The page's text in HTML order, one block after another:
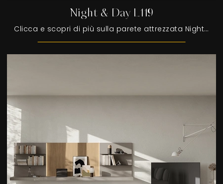
Night & Day L119
Clicca e scopri di più sulla parete attrezzata Night & Day L119 del brand Colombini Casa: è la soluzione dalle linee moderne ideale per te.